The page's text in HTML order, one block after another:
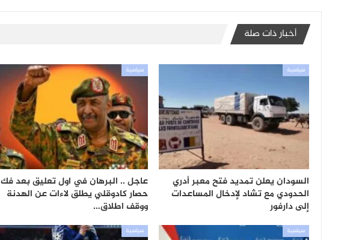
أخبار ذات صلة
سياسية
السودان يعلن تمديد فتح معبر أدري
الحدودي مع تشاد لإدخال المساعدات
إلى دارفور
سياسية
عاجل .. البرهان في اول تعليق بعد فك
حصار كادوقلي يطلق لاءات عن الهدنة
ووقف اطلاق…
سياسية سياسية